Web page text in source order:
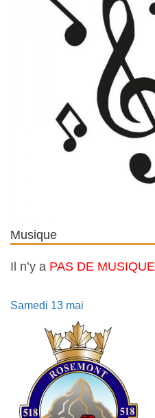
Musique
Il n’y a PAS DE MUSIQUE
Samedi 13 mai